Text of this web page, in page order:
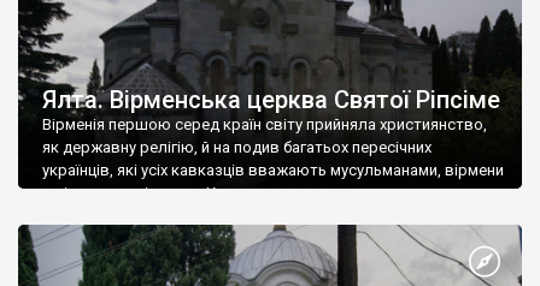
Ялта. Вірменська церква Святої Ріпсіме
Вірменія першою серед країн світу прийняла християнство,
як державну релігію, й на подив багатьох пересічних
українців, які усіх кавказців вважають мусульманами, вірмени
є відданими вірянами Христа